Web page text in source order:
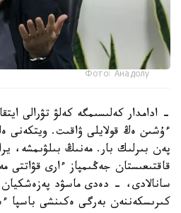
Фото: Анадолу
- ادامدار كەلىسىمگە كەلۋ تۋرالى
ءۇشىن ەڭ قولايلى ۋاقىت. ويتكەنى
پەن بىرلىك بار. مەنىڭ بىلۋىمشە،
قاقتىعىستان جەڭىمپاز ءارى قۋاتتى
سانالادى، - دەدى ماسۋد پەزەشكيان
كىرىسكەننەن بەرگى ەكىنشى باسپا